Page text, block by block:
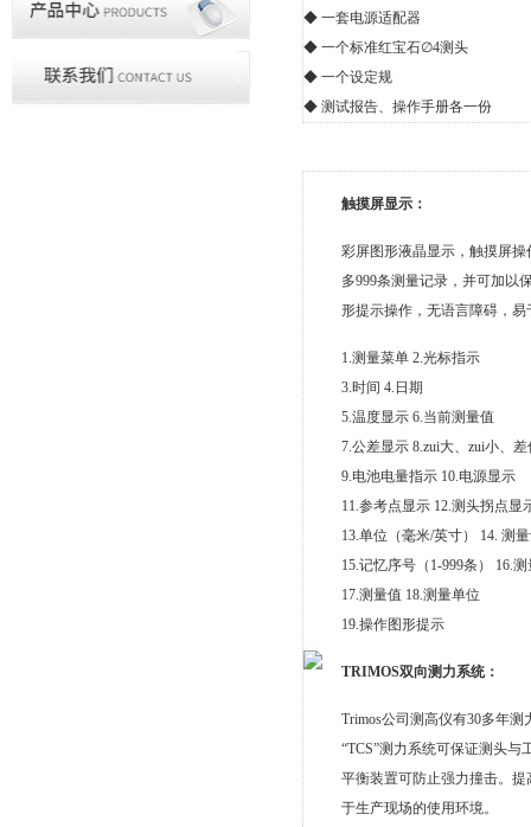
◆ 一套电源适配器
◆ 一个标准红宝石∅4测头
◆ 一个设定规
◆ 测试报告、操作手册各一份
触摸屏显示：
彩屏图形液晶显示，触摸屏
多999条测量记录，并可加以
形提示操作，无语言障碍，易
1.测量菜单 2.光标指示
3.时间 4.日期
5.温度显示 6.当前测量值
7.公差显示 8.zui大、zui小、
9.电池电量指示 10.电源显示
11.参考点显示 12.测头拐点显
13.单位（毫米/英寸） 14. 测
15.记忆序号（1-999条） 16.
17.测量值 18.测量单位
19.操作图形提示
TRIMOS双向测力系统：
Trimos公司测高仪有30多年
“TCS”测力系统可保证测头
平衡装置可防止强力撞击。
于生产现场的使用环境。